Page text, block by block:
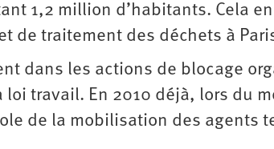
1,2 million d’habitants. Cela
de traitement des déchets à
dans les actions de blocage
loi travail. En 2010 déjà, lors du
de la mobilisation des agents